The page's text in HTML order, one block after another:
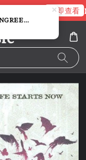
立即查看
Cortis - 正規二輯：GREENGREEN 【CORTIS BALL 版】（CD）